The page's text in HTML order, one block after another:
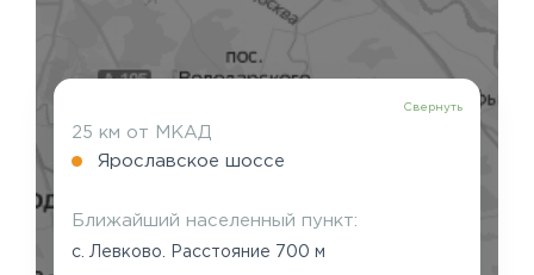
Свернуть
25 км от МКАД
Ярославское шоссе
Ближайший населенный пункт:
с. Левково. Расстояние 700 м